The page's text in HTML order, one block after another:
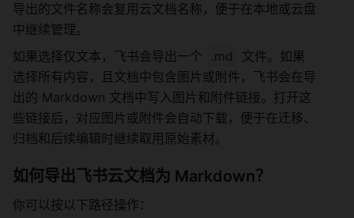
导出的文件名称会复用云文档名称，便于在本地或云盘
中继续管理。
如果选择仅文本，飞书会导出一个
.md
文件。如果
选择所有内容，且文档中包含图片或附件，飞书会在导
出的 Markdown 文档中写入图片和附件链接。打开这
些链接后，对应图片或附件会自动下载，便于在迁移、
归档和后续编辑时继续取用原始素材。
如何导出飞书云文档为 Markdown？
你可以按以下路径操作：